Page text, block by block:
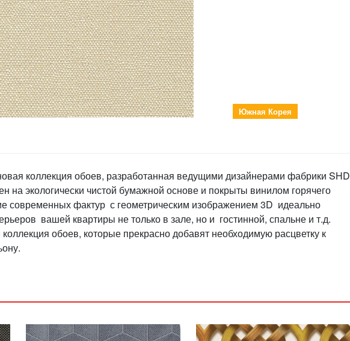
Южная Корея
коллекция обоев, разработанная ведущими дизайнерами фабрики SHD
на экологически чистой бумажной основе и покрыты винилом горячего
современных фактур с геометрическим изображением 3D идеально
вашей квартиры не только в зале, но и гостинной, спальне и т.д.
обоев, которые прекрасно добавят необходимую расцветку к